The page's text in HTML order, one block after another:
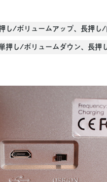
し/ボリュームアップ、長押し/
押し/ボリュームダウン、長押